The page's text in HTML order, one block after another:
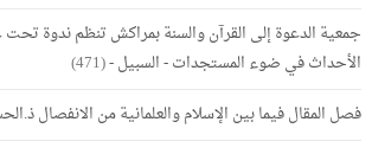
جمعية الدعوة إلى القرآن والسنة بمراكش تنظم ندوة
الأحداث في ضوء المستجدات - السبيل -(471)
فصل المقال فيما بين الإسلام والعلمانية من الانفصال